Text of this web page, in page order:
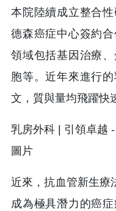
本院陸續成立整合
德森癌症中心簽約
領域包括基因治療
胞等。近年來進行
文，質與量均飛躍快
近來，抗血管新生療
成為極具潛力的癌